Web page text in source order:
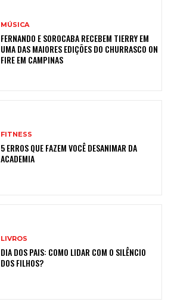
MÚSICA
FERNANDO E SOROCABA RECEBEM TIERRY EM
UMA DAS MAIORES EDIÇÕES DO CHURRASCO ON
FIRE EM CAMPINAS
FITNESS
5 ERROS QUE FAZEM VOCÊ DESANIMAR DA
ACADEMIA
LIVROS
DIA DOS PAIS: COMO LIDAR COM O SILÊNCIO
DOS FILHOS?